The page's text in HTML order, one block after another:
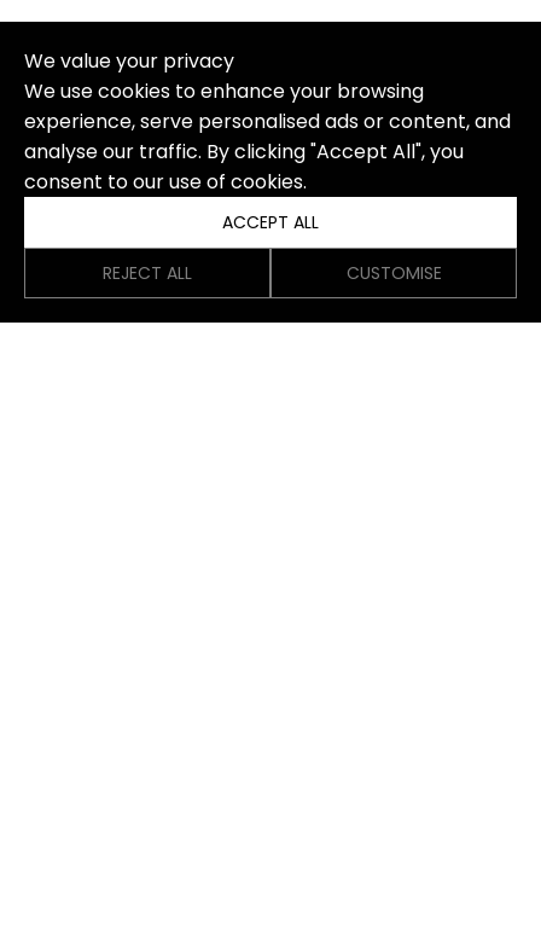
We value your privacy
We use cookies to enhance your browsing
experience, serve personalised ads or content, and
analyse our traffic. By clicking "Accept All", you
consent to our use of cookies.
CUSTOMISE
REJECT ALL
ACCEPT ALL